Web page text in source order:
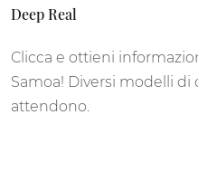
Deep Real
Clicca e ottieni
Samoa! Diversi modelli di
attendono.